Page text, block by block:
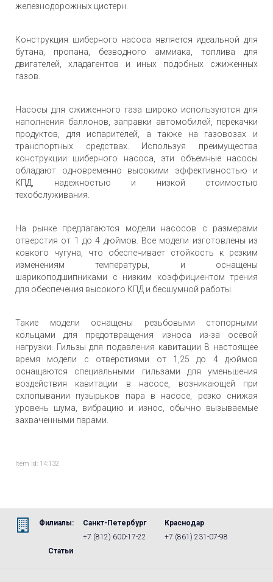
железнодорожных цистерн.
Конструкция шиберного насоса является идеальной для
бутана, пропана, безводного аммиака, топлива для
двигателей, хладагентов и иных подобных сжиженных
газов.
Насосы для сжиженного газа широко используются для
наполнения баллонов, заправки автомобилей, перекачки
продуктов, для испарителей, а также на газовозах и
транспортных средствах. Используя преимущества
конструкции шиберного насоса, эти объемные насосы
обладают одновременно высокими эффективностью и
КПД, надежностью и низкой стоимостью
техобслуживания.
На рынке предлагаются модели насосов с размерами
отверстия от 1 до 4 дюймов. Все модели изготовлены из
ковкого чугуна, что обеспечивает стойкость к резким
изменениям температуры, и оснащены
шарикоподшипниками с низким коэффициентом трения
для обеспечения высокого КПД и бесшумной работы.
Такие модели оснащены резьбовыми стопорными
кольцами для предотвращения износа из-за осевой
нагрузки. Гильзы для подавления кавитации В настоящее
время модели с отверстиями от 1,25 до 4 дюймов
оснащаются специальными гильзами для уменьшения
воздействия кавитации в насосе, возникающей при
схлопывании пузырьков пара в насосе, резко снижая
уровень шума, вибрацию и износ, обычно вызываемые
захваченными парами.
Item id: 14:132
Филиалы:
Санкт-Петербург
+7 (812) 600-17-22
Краснодар
+7 (861) 231-07-98
Статьи